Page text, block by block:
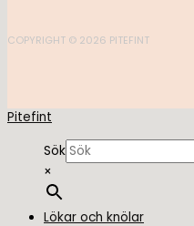
COPYRIGHT © 2026 PITEFINT
Pitefint
Sök
×
Lökar och knölar